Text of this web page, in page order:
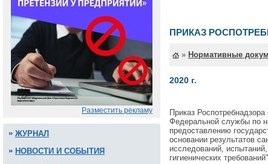
Разместить рекламу
ЖУРНАЛ
НОВОСТИ И СОБЫТИЯ
ПРИКАЗ
» Нормативные
2020 г.
Приказ
Федеральной службы по
предоставлению
основании результатов
исследований,
гигиенических требований"